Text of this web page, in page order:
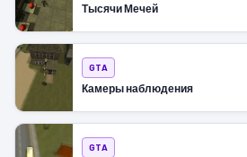
Тысячи Мечей
GTA
Камеры наблюдения
GTA